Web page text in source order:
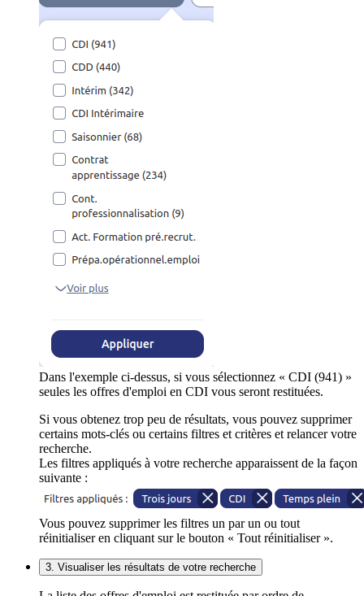
Dans l'exemple ci-dessus, si vous sélectionnez « CDI (941) »
seules les offres d'emploi en CDI vous seront restituées.
Si vous obtenez trop peu de résultats, vous pouvez supprimer
certains mots-clés ou certains filtres et critères et relancer votre
recherche.
Les filtres appliqués à votre recherche apparaissent de la façon
suivante :
Vous pouvez supprimer les filtres un par un ou tout
réinitialiser en cliquant sur le bouton « Tout réinitialiser ».
3. Visualiser les résultats de votre recherche